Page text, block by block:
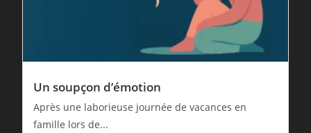
Un soupçon d’émotion
Après une laborieuse journée de vacances en
famille lors de...